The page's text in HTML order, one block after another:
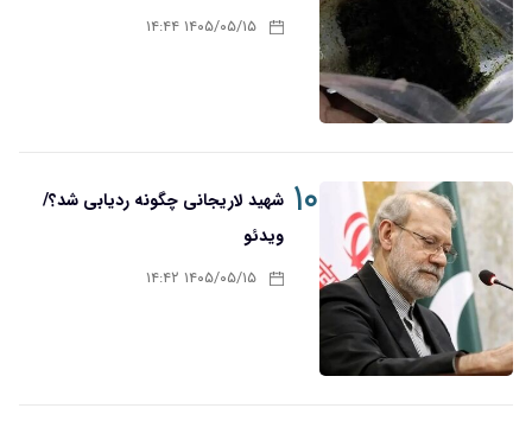
۱۴۰۵/۰۵/۱۵ ۱۴:۴۴
۱۰ شهید لاریجانی چگونه ردیابی شد؟/
ویدئو
۱۴۰۵/۰۵/۱۵ ۱۴:۴۲